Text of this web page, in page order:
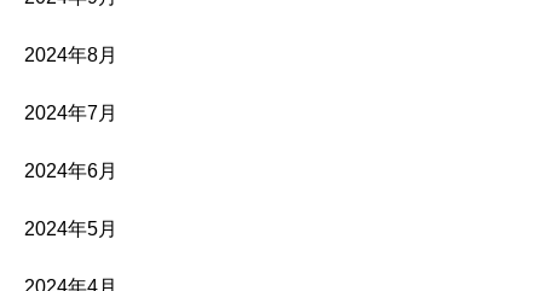
2024年8月
2024年7月
2024年6月
2024年5月
2024年4月